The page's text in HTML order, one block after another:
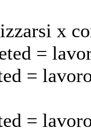
x
=
=
=